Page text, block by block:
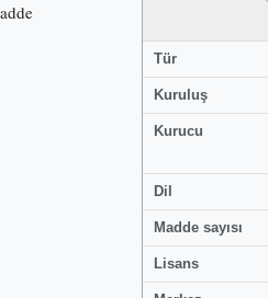
Tür
Kuruluş
Kurucu
Dil
Madde sayısı
Lisans